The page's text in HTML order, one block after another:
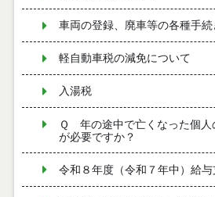
車両の登録、廃車等の各種手
軽自動車税の減免について
入湯税
Ｑ 年の途中で亡くなった個人
が必要ですか？
令和８年度（令和７年中）給